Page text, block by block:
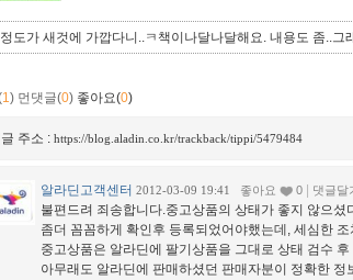
도가 새것에 가깝다니..ㅋ책이나달나달해요. 내용도 좀..그
1) 먼댓글(0) 좋아요(0)
주소 : https://blog.aladin.co.kr/trackback/tippi/5479484
알라딘고객센터 2012-03-09 19:41 좋아요 0 댓글달
불편드려 죄송합니다.중고상품의 상태가 좋지 않으셨
좀더 꼼꼼하게 확인후 등록되었어야했는데, 세심한
중고상품은 알라딘에 팔기상품을 그대로 상태 검수
아무래도 알라딘에 판매하셨던 판매자분이 정확한